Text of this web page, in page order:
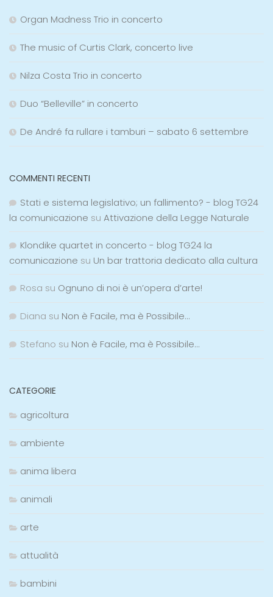
Organ Madness Trio in concerto
The music of Curtis Clark, concerto live
Nilza Costa Trio in concerto
Duo “Belleville” in concerto
De André fa rullare i tamburi – sabato 6 settembre
COMMENTI RECENTI
Stati e sistema legislativo; un fallimento? - blog TG24
la comunicazione su Attivazione della Legge Naturale
Klondike quartet in concerto - blog TG24 la
comunicazione su Un bar trattoria dedicato alla cultura
Rosa su Ognuno di noi è un’opera d’arte!
Diana su Non è Facile, ma è Possibile…
Stefano su Non è Facile, ma è Possibile…
CATEGORIE
agricoltura
ambiente
anima libera
animali
arte
attualità
bambini